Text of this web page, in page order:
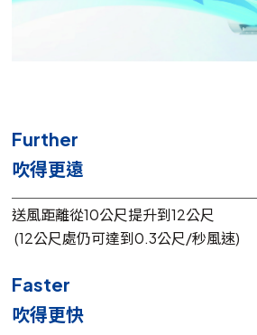
Further
吹得更遠
送風距離從10公尺提升到12公尺
(12公尺處仍可達到0.3公尺/秒風速)
Faster
吹得更快